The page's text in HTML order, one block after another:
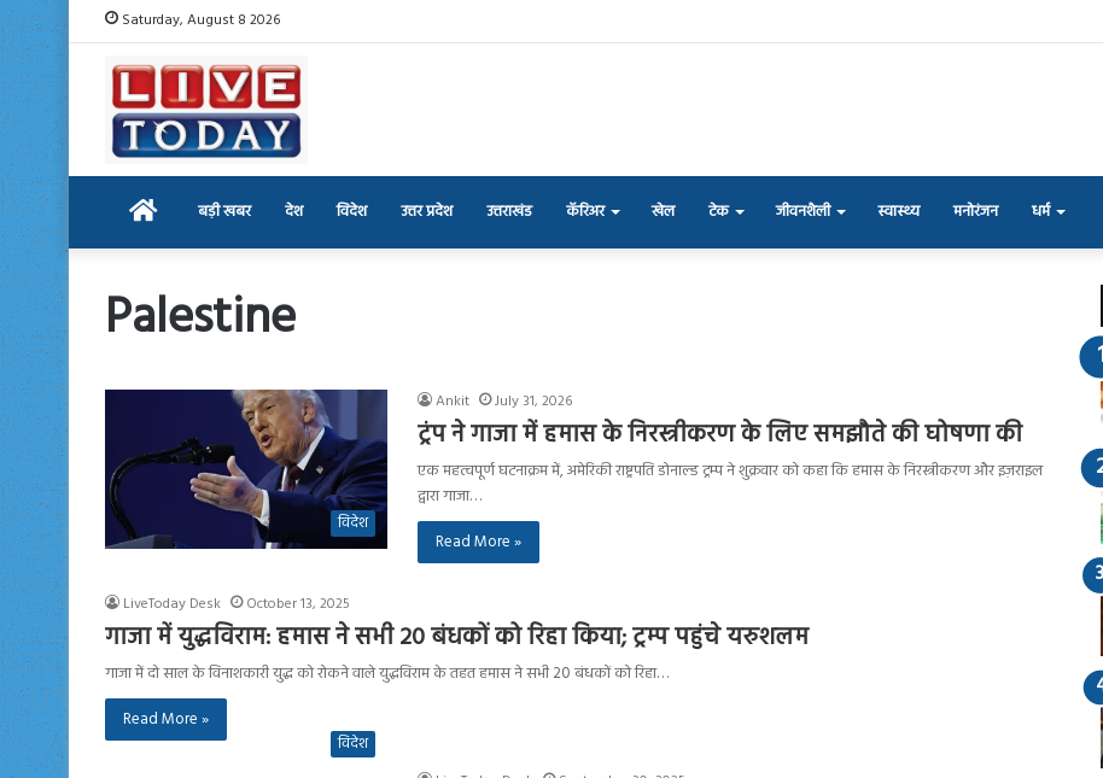
Saturday, August 8 2026
Home बड़ी खबर देश विदेश उत्तर प्रदेश उत्तराखंड कॅरिअर खेल टेक जीवनशैली स्वास्थ्य मनोरंजन धर्म
Palestine
विदेश
Ankit July 31, 2026
ट्रंप ने गाजा में हमास के निरस्त्रीकरण के लिए समझौते की घोषणा की
एक महत्वपूर्ण घटनाक्रम में, अमेरिकी राष्ट्रपति डोनाल्ड ट्रम्प ने शुक्रवार को कहा कि हमास के निरस्त्रीकरण और इज़राइल
द्वारा गाजा…
Read More »
LiveToday Desk October 13, 2025
गाजा में युद्धविराम: हमास ने सभी 20 बंधकों को रिहा किया; ट्रम्प पहुंचे यरुशलम
गाजा में दो साल के विनाशकारी युद्ध को रोकने वाले युद्धविराम के तहत हमास ने सभी 20 बंधकों को रिहा…
Read More »
विदेश